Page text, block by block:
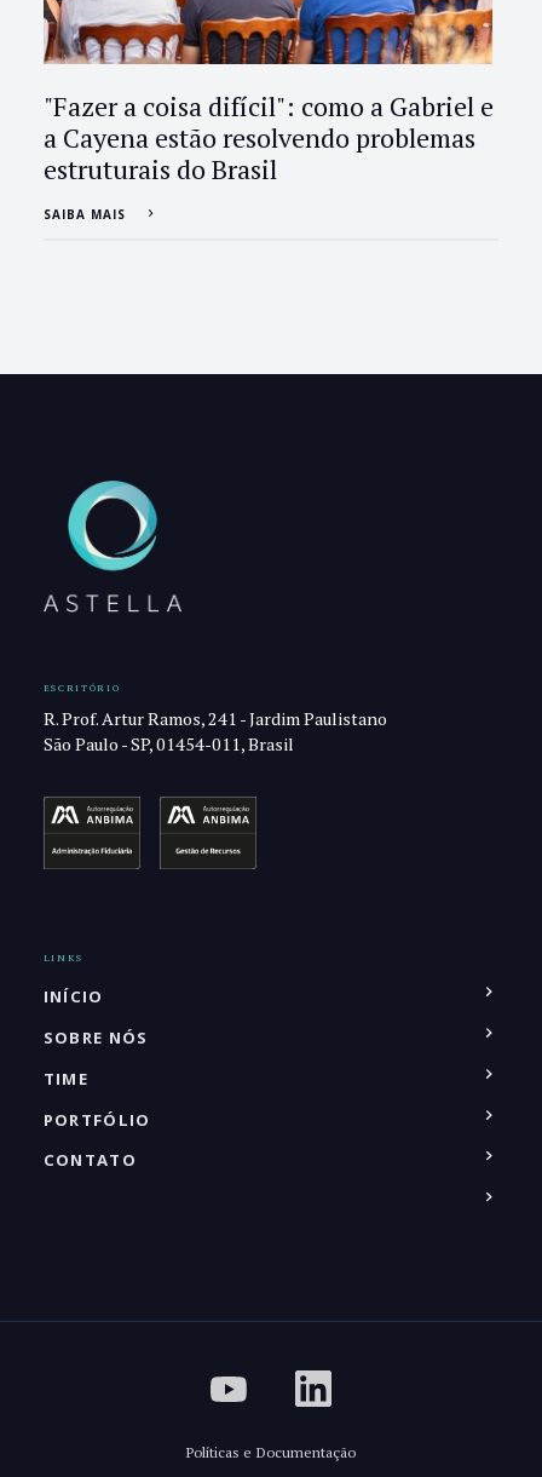
"Fazer a coisa difícil": como a Gabriel e
a Cayena estão resolvendo problemas
estruturais do Brasil
SAIBA MAIS
ESCRITÓRIO
R. Prof. Artur Ramos, 241 - Jardim Paulistano
São Paulo - SP, 01454-011, Brasil
LINKS
INÍCIO
SOBRE NÓS
TIME
PORTFÓLIO
CONTATO
Políticas e Documentação